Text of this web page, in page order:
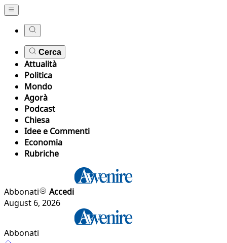
Cerca
Attualità
Politica
Mondo
Agorà
Podcast
Chiesa
Idee e Commenti
Economia
Rubriche
Abbonati
Accedi
August 6, 2026
Abbonati